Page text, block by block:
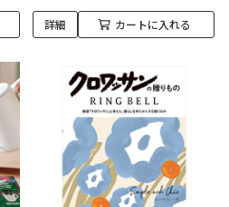
詳細 カートに入れる